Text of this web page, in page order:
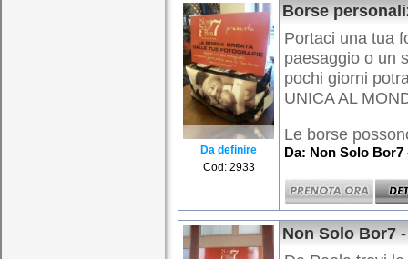
Da definire
Cod: 2933
Borse
Portaci una tua
paesaggio o un
pochi giorni
UNICA AL
Le borse
Da: Non Solo
Non Solo Bor7